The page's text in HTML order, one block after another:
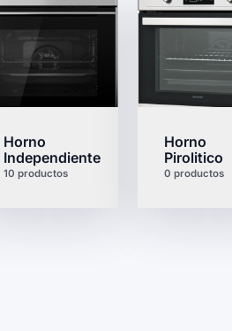
Horno
Independiente
10 productos
Horno
Pirolitico
0 productos